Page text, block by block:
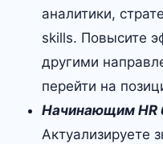
аналитики,
skills. Повыcите
другими
перейти на
Начинающим HR
Актуализируете